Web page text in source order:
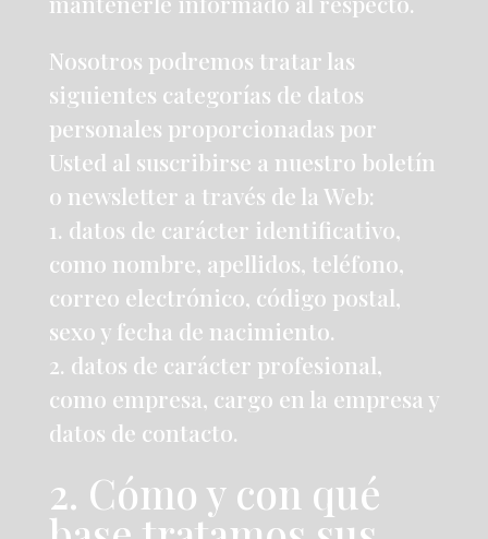
Nosotros podremos tratar las
siguientes categorías de datos
personales proporcionadas por
Usted al suscribirse a nuestro boletín
o newsletter a través de la Web:
1. datos de carácter identificativo,
como nombre, apellidos, teléfono,
correo electrónico, código postal,
sexo y fecha de nacimiento.
2. datos de carácter profesional,
como empresa, cargo en la empresa y
datos de contacto.
2. Cómo y con qué